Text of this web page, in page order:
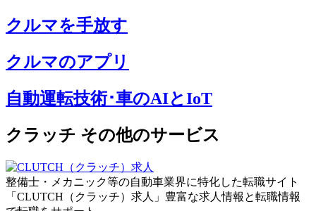
クルマを手放す
クルマのアプリ
自動運転技術･車のAIとIoT
クラッチ その他のサービス
整備士・メカニック等の自動車業界に特化した転職サイト
「CLUTCH（クラッチ）求人」豊富な求人情報と転職情報